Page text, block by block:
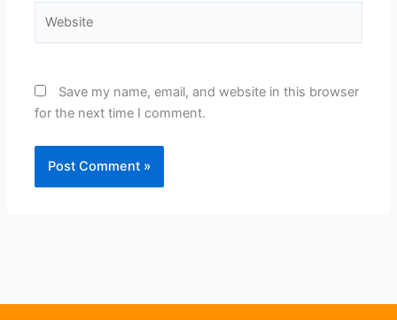
Save my name, email, and website in this browser
for the next time I comment.